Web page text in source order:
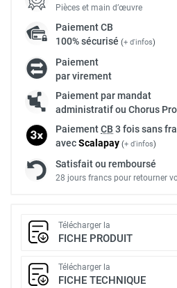
Pièces et main d’œuvre
PaiementCB
100% sécurisé (+ d'infos)
Paiement
par virement
Paiement par mandat
administratif ou Chorus Pro
PaiementCB 3 fois sans
avecScalapay (+ d'infos)
Satisfait ou remboursé
28 jours francs pour retourner
Télécharger la
FICHE PRODUIT
Télécharger la
FICHE TECHNIQUE